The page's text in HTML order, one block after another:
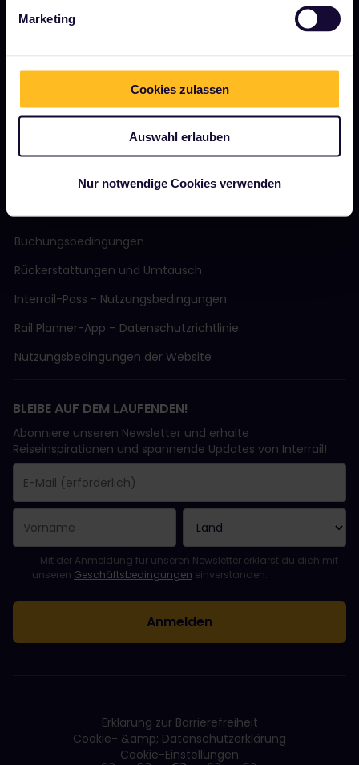
Marketing
Cookies zulassen
Auswahl erlauben
Nur notwendige Cookies verwenden
So verwenden Sie Ihren Pass
Nachhaltiger Tourismus
Buchungsbedingungen
Rückerstattungen und Umtausch
Interrail-Pass - Nutzungsbedingungen
Rail Planner-App – Datenschutzrichtlinie
Nutzungsbedingungen der Website
BLEIBE AUF DEM LAUFENDEN!
Abonniere unseren Newsletter und erhalte
Reiseinspirationen und spannende Updates von Interrail!
Sie haben sich erfolgreich angemeldet.
Das Feld „E-Mail-Adresse“ ist ein Pflichtfeld!
Diese E-Mail-Adresse ist ungültig!
Beim Abonnieren des Newsletters ist ein Fehler aufgetreten.
Du hast diesen Newsletter bereits abonniert!
Bitte stimme den Allgemeinen Geschäftsbedingungen zu, um
Mit der Anmeldung für unseren Newsletter erklärst du dich mit
unseren Geschäftsbedingungen einverstanden.
Erklärung zur Barrierefreiheit
Cookie- &amp; Datenschutzerklärung
Cookie-Einstellungen